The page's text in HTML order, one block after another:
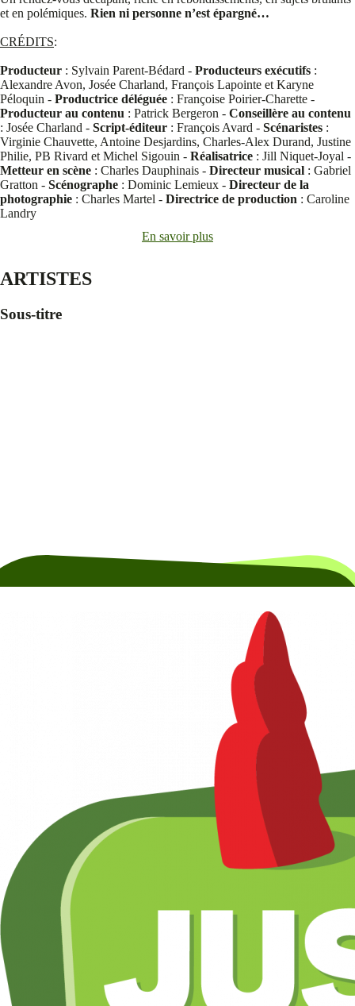
et en polémiques. Rien ni personne n’est épargné…
CRÉDITS:
Producteur : Sylvain Parent-Bédard - Producteurs exécutifs :
Alexandre Avon, Josée Charland, François Lapointe et Karyne
Péloquin - Productrice déléguée : Françoise Poirier-Charette -
Producteur au contenu : Patrick Bergeron - Conseillère au contenu
: Josée Charland - Script-éditeur : François Avard - Scénaristes :
Virginie Chauvette, Antoine Desjardins, Charles-Alex Durand, Justine
Philie, PB Rivard et Michel Sigouin - Réalisatrice : Jill Niquet-Joyal -
Metteur en scène : Charles Dauphinais - Directeur musical : Gabriel
Gratton - Scénographe : Dominic Lemieux - Directeur de la
photographie : Charles Martel - Directrice de production : Caroline
Landry
En savoir plus
ARTISTES
Sous-titre